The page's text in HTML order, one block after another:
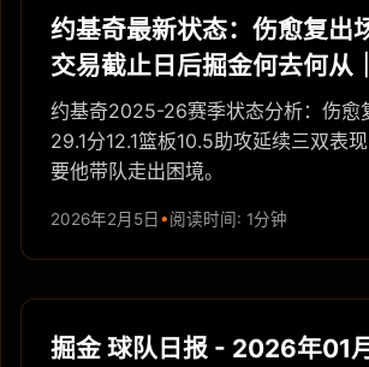
约基奇最新状态：伤愈复出
交易截止日后掘金何去何从
约基奇2025-26赛季状态分析：伤愈
29.1分12.1篮板10.5助攻延续三双表
要他带队走出困境。
2026年2月5日 阅读时间: 1分钟
掘金 球队日报 - 2026年01